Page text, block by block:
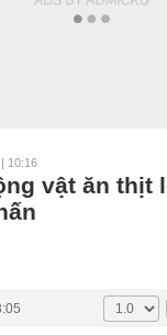
10:16
vật ăn thịt